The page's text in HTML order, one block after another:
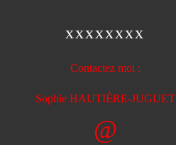
xxxxxxxx
Contactez moi :
Sophie HAUTIÈRE-JUGUET
@